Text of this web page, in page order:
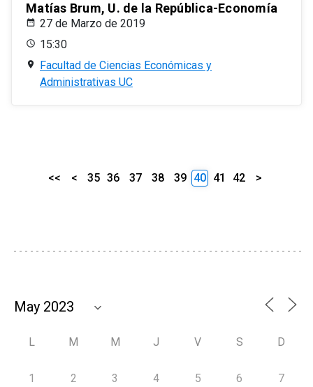
Matías Brum, U. de la República-Economía
27 de Marzo de 2019
15:30
Facultad de Ciencias Económicas y
Administrativas UC
<< < 35 36 37 38 39 40 41 42 >
L M M J V S D
1 2 3 4 5 6 7